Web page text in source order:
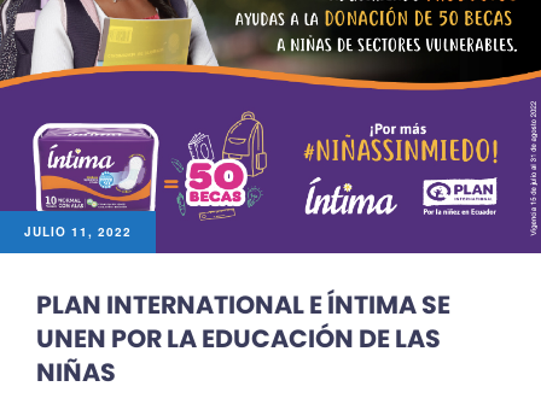
JULIO 11, 2022
PLAN INTERNATIONAL E ÍNTIMA SE
UNEN POR LA EDUCACIÓN DE LAS
NIÑAS